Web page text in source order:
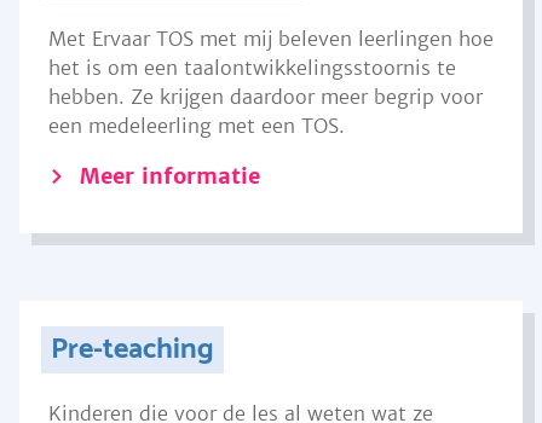
Met Ervaar TOS met mij beleven leerlingen hoe
het is om een taalontwikkelingsstoornis te
hebben. Ze krijgen daardoor meer begrip voor
een medeleerling met een TOS.
Meer informatie
Pre-teaching
Kinderen die voor de les al weten wat ze